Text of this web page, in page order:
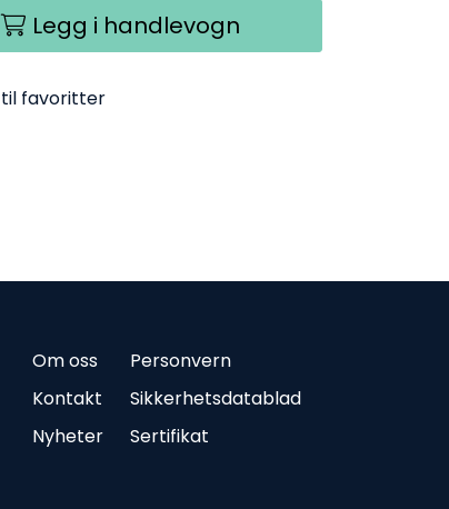
Legg i handlevogn
til favoritter
Om oss
Kontakt
Nyheter
Personvern
Sikkerhetsdatablad
Sertifikat